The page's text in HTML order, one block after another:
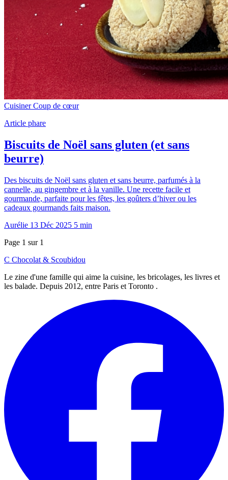
Cuisiner Coup de cœur
Article phare
Biscuits de Noël sans gluten (et sans
beurre)
Des biscuits de Noël sans gluten et sans beurre, parfumés à la
cannelle, au gingembre et à la vanille. Une recette facile et
gourmande, parfaite pour les fêtes, les goûters d’hiver ou les
cadeaux gourmands faits maison.
Aurélie 13 Déc 2025 5 min
Page 1 sur 1
C Chocolat & Scoubidou
Le zine d'une famille qui aime la cuisine, les bricolages, les livres et
les balade. Depuis 2012, entre Paris et Toronto .